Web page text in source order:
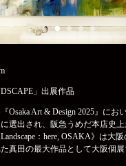
」出展作品
Osaka Art & Design 2025』にお
選出され、阪急うめだ本店史
：here, OSAKA》は大
真田の最大作品として大阪個